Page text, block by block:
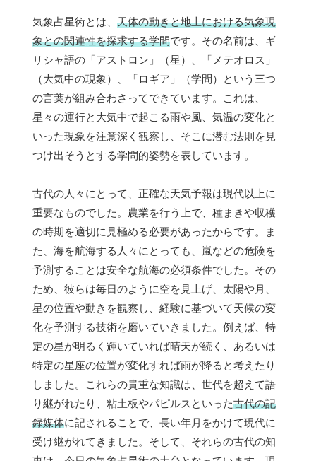
気象占星術とは、 天体の動きと地上における気象現
象との関連性を探求する学問です。その名前は、ギ
リシャ語の「アストロン」（星）、「メテオロス」
（大気中の現象）、「ロギア」（学問）という三つ
の言葉が組み合わさってできています。これは、
星々の運行と大気中で起こる雨や風、気温の変化と
いった現象を注意深く観察し、そこに潜む法則を見
つけ出そうとする学問的姿勢を表しています。
古代の人々にとって、正確な天気予報は現代以上に
重要なものでした。農業を行う上で、種まきや収穫
の時期を適切に見極める必要があったからです。ま
た、海を航海する人々にとっても、嵐などの危険を
予測することは安全な航海の必須条件でした。その
ため、彼らは毎日のように空を見上げ、太陽や月、
星の位置や動きを観察し、経験に基づいて天候の変
化を予測する技術を磨いていきました。例えば、特
定の星が明るく輝いていれば晴天が続く、あるいは
特定の星座の位置が変化すれば雨が降ると考えたり
しました。これらの貴重な知識は、世代を超えて語
り継がれたり、粘土板やパピルスといった古代の記
録媒体に記されることで、長い年月をかけて現代に
受け継がれてきました。そして、それらの古代の知